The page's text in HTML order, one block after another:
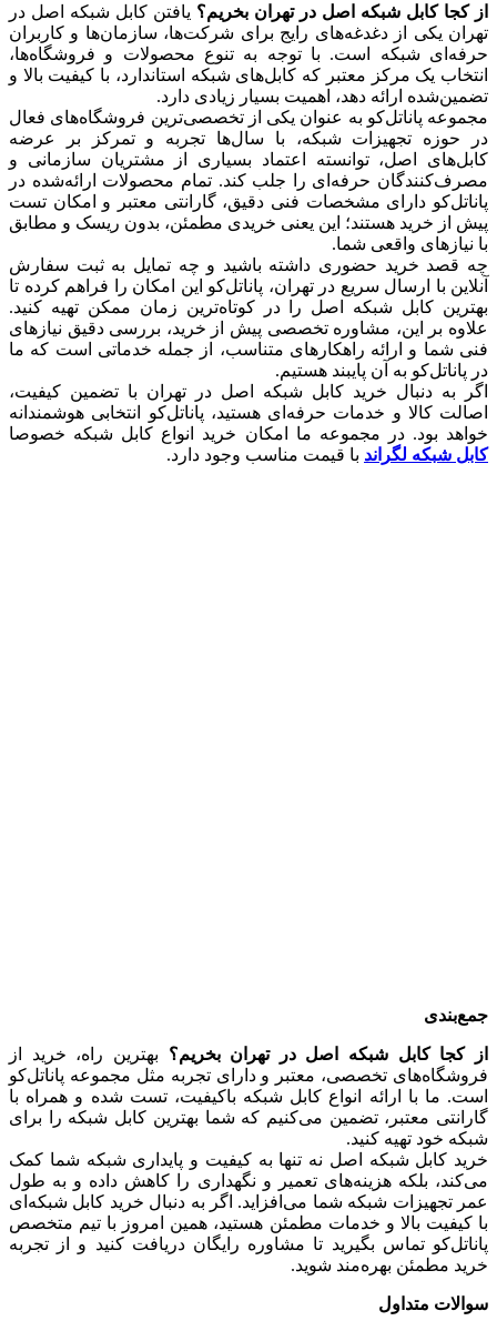
از کجا کابل شبکه اصل در تهران بخریم؟ یافتن کابل شبکه اصل در
تهران یکی از دغدغه‌های رایج برای شرکت‌ها، سازمان‌ها و کاربران
حرفه‌ای شبکه است. با توجه به تنوع محصولات و فروشگاه‌ها،
انتخاب یک مرکز معتبر که کابل‌های شبکه استاندارد، با کیفیت بالا و
تضمین‌شده ارائه دهد، اهمیت بسیار زیادی دارد.
مجموعه پاناتل‌کو به‌ عنوان یکی از تخصصی‌ترین فروشگاه‌های فعال
در حوزه تجهیزات شبکه، با سال‌ها تجربه و تمرکز بر عرضه
کابل‌های اصل، توانسته اعتماد بسیاری از مشتریان سازمانی و
مصرف‌کنندگان حرفه‌ای را جلب کند. تمام محصولات ارائه‌شده در
پاناتل‌کو دارای مشخصات فنی دقیق، گارانتی معتبر و امکان تست
پیش از خرید هستند؛ این یعنی خریدی مطمئن، بدون ریسک و مطابق
با نیازهای واقعی شما.
چه قصد خرید حضوری داشته باشید و چه تمایل به ثبت سفارش
آنلاین با ارسال سریع در تهران، پاناتل‌کو این امکان را فراهم کرده تا
بهترین کابل شبکه اصل را در کوتاه‌ترین زمان ممکن تهیه کنید.
علاوه بر این، مشاوره تخصصی پیش از خرید، بررسی دقیق نیازهای
فنی شما و ارائه راهکارهای متناسب، از جمله خدماتی است که ما
در پاناتل‌کو به آن پایبند هستیم.
اگر به دنبال خرید کابل شبکه اصل در تهران با تضمین کیفیت،
اصالت کالا و خدمات حرفه‌ای هستید، پاناتل‌کو انتخابی هوشمندانه
خواهد بود. در مجموعه ما امکان خرید انواع کابل شبکه خصوصا
کابل شبکه لگراند با قیمت مناسب وجود دارد.
جمع‌بندی
از کجا کابل شبکه اصل در تهران بخریم؟ بهترین راه، خرید از
فروشگاه‌های تخصصی، معتبر و دارای تجربه مثل مجموعه پاناتل‌کو
است. ما با ارائه انواع کابل شبکه باکیفیت، تست شده و همراه با
گارانتی معتبر، تضمین می‌کنیم که شما بهترین کابل شبکه را برای
شبکه خود تهیه کنید.
خرید کابل شبکه اصل نه تنها به کیفیت و پایداری شبکه شما کمک
می‌کند، بلکه هزینه‌های تعمیر و نگهداری را کاهش داده و به طول
عمر تجهیزات شبکه شما می‌افزاید. اگر به دنبال خرید کابل شبکه‌ای
با کیفیت بالا و خدمات مطمئن هستید، همین امروز با تیم متخصص
پاناتل‌کو تماس بگیرید تا مشاوره رایگان دریافت کنید و از تجربه
خرید مطمئن بهره‌مند شوید.
سوالات متداول